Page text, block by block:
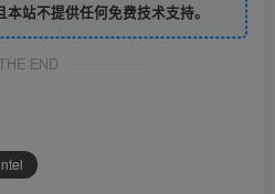
站不提供任何免费技术支持。
END